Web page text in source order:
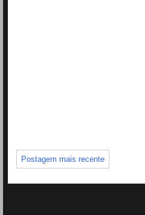
Postagem mais recente